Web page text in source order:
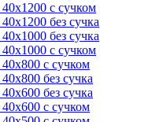
с сучком
без сучка
без сучка
с сучком
с сучком
без сучка
без сучка
с сучком